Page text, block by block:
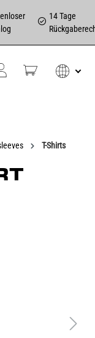
14 Tage
T-Shirts